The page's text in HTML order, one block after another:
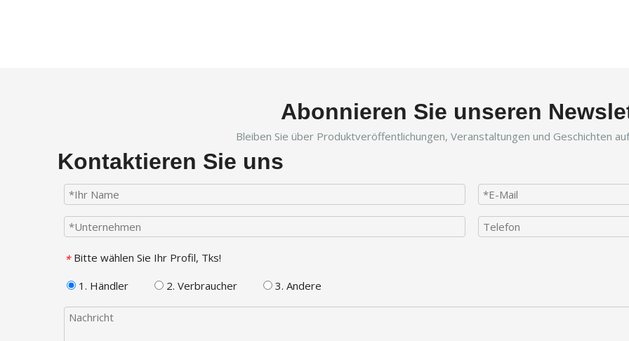
Abonnieren Sie unseren
Bleiben Sie über Produktveröffentlichungen, Veranstaltungen und Geschichten
Kontaktieren Sie uns
* Bitte wählen Sie Ihr Profil, Tks!
1. Händler
2. Verbraucher 3. Andere